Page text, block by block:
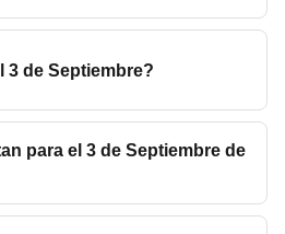
3 de Septiembre?
para el 3 de Septiembre de